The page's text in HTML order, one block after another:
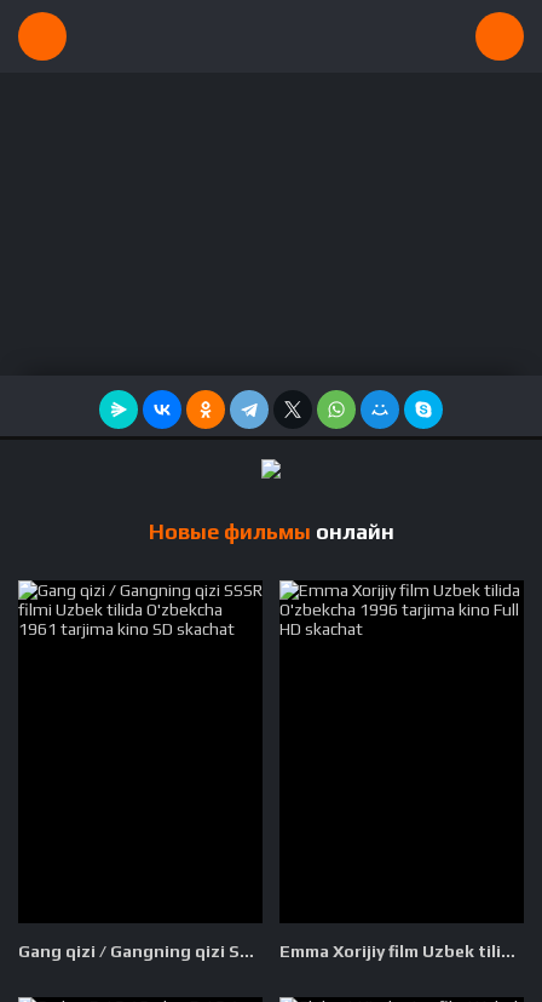
Новые фильмы онлайн
Gang qizi / Gangning qizi SSSR filmi Uzbek tilida O'zbekcha 1961 tarjima kino SD skachat Emma Xorijiy film Uzbek tilida O'zbekcha 1996 tarjima kino Full HD skachat